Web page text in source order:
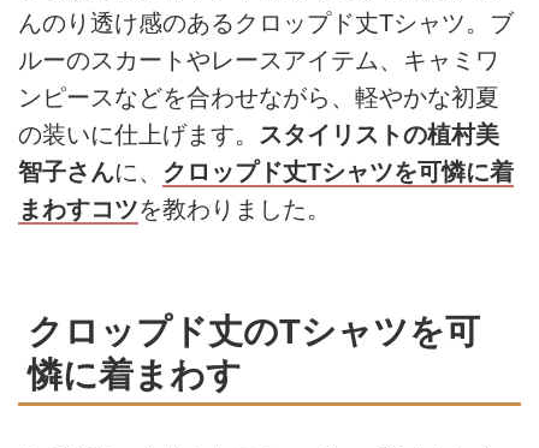
んのり透け感のあるクロップド丈Tシャツ。ブ
ルーのスカートやレースアイテム、キャミワ
ンピースなどを合わせながら、軽やかな初夏
の装いに仕上げます。 スタイリストの植村美
智子さんに、 クロップド丈Tシャツを可憐に着
まわすコツを教わりました。
クロップド丈のTシャツを可
憐に着まわす